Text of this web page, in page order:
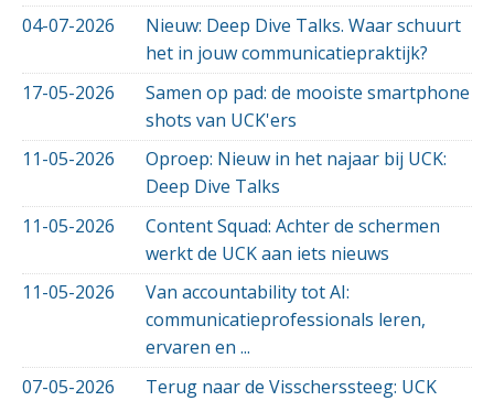
04-07-2026
Nieuw: Deep Dive Talks. Waar schuurt
het in jouw communicatiepraktijk?
17-05-2026
Samen op pad: de mooiste smartphone
shots van UCK'ers
11-05-2026
Oproep: Nieuw in het najaar bij UCK:
Deep Dive Talks
11-05-2026
Content Squad: Achter de schermen
werkt de UCK aan iets nieuws
11-05-2026
Van accountability tot AI:
communicatieprofessionals leren,
ervaren en ...
07-05-2026
Terug naar de Visscherssteeg: UCK